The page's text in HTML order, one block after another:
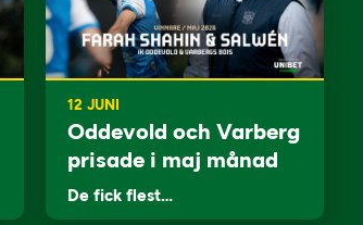
12 JUNI
Oddevold och Varberg
prisade i maj månad
De fick flest…